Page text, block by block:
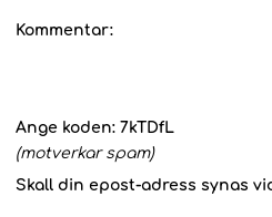
Kommentar:
Ange koden: 7kTDfL
(motverkar spam)
Skall din epost-adress synas